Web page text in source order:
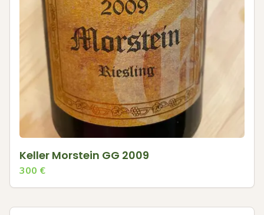
Keller Morstein GG 2009
300 €